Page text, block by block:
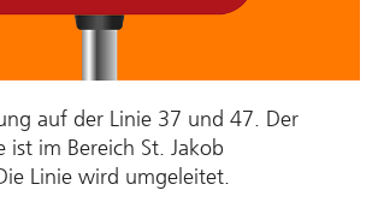
auf der Linie 37 und 47. Der
ist im Bereich St. Jakob
Linie wird umgeleitet.